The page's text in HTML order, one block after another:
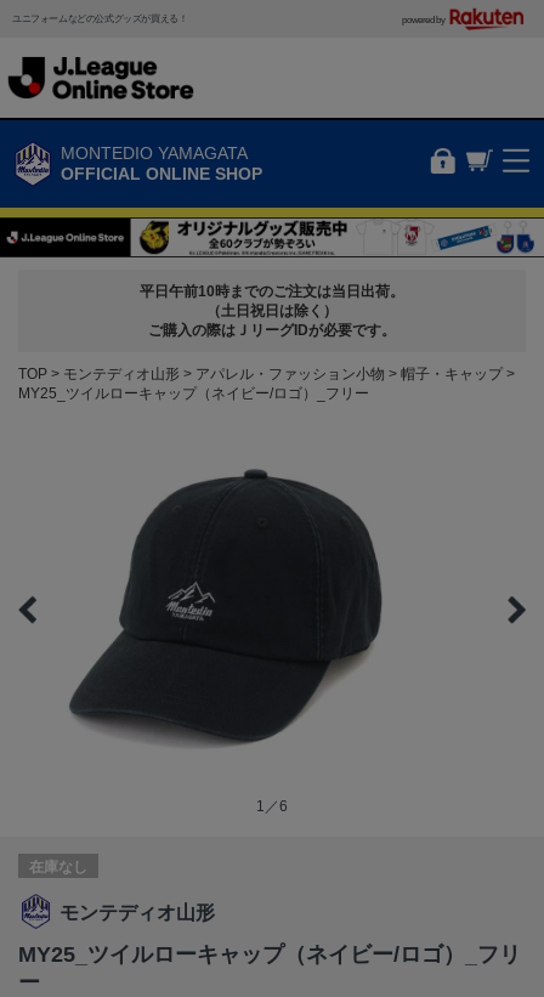
ユニフォームなどの公式グッズが買える！ powered by
MONTEDIO YAMAGATA
OFFICIAL ONLINE SHOP
平日午前10時までのご注文は当日出荷。
（土日祝日は除く）
ご購入の際はＪリーグIDが必要です。
TOP モンテディオ山形 アパレル・ファッション小物
帽子・キャップ
MY25_ツイルローキャップ（ネイビー/ロゴ）_フリー
1／6
在庫なし
モンテディオ山形
MY25_ツイルローキャップ（ネイビー/ロゴ）_フリ
ー